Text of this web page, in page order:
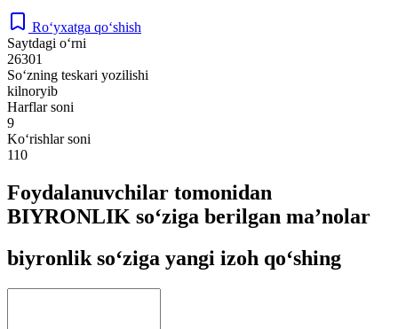
Ro‘yxatga qo‘shish
Saytdagi o‘rni
26301
So‘zning teskari yozilishi
kilnoryib
Harflar soni
9
Ko‘rishlar soni
110
Foydalanuvchilar tomonidan
BIYRONLIK so‘ziga berilgan ma’nolar
biyronlik so‘ziga yangi izoh qo‘shing